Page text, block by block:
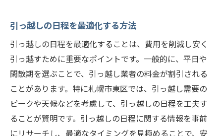
複数の業者から見積もりを取るメリット
地域密着型の引っ越し業者がお得な理由
オフシーズンを狙った引っ越し
引っ越しパックの選び方
業者に頼むか、自力で引っ越しするか
お得な引っ越しサービスの活用法
札幌市東区で引っ越しを安くするために知って
引っ越しの日程を最適化する方法
引っ越しの日程を最適化することは、費用を削減し安く
引っ越すために重要なポイントです。一般的に、平日や
閑散期を選ぶことで、引っ越し業者の料金が割引される
ことがあります。特に札幌市東区では、引っ越し需要の
ピークや天候などを考慮して、引っ越しの日程を工夫す
ることが賢明です。引っ越しの日程に関する情報を事前
にリサーチし、最適なタイミングを見極めることで、安